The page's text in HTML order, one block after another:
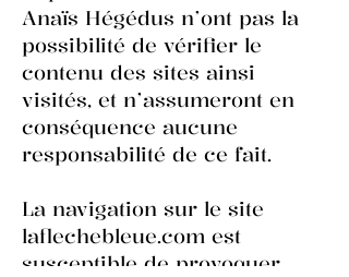
Anaïs Hégédus n’ont pas la
possibilité de vérifier le
contenu des sites ainsi
visités, et n’assumeront en
conséquence aucune
responsabilité de ce fait.
La navigation sur le site
laflechebleue.com est
susceptible de provoquer